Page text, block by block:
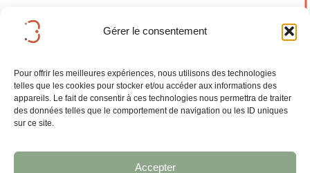
Gérer le consentement
Pour offrir les meilleures expériences, nous utilisons des technologies
telles que les cookies pour stocker et/ou accéder aux informations des
appareils. Le fait de consentir à ces technologies nous permettra de traiter
des données telles que le comportement de navigation ou les ID uniques
sur ce site.
Accepter